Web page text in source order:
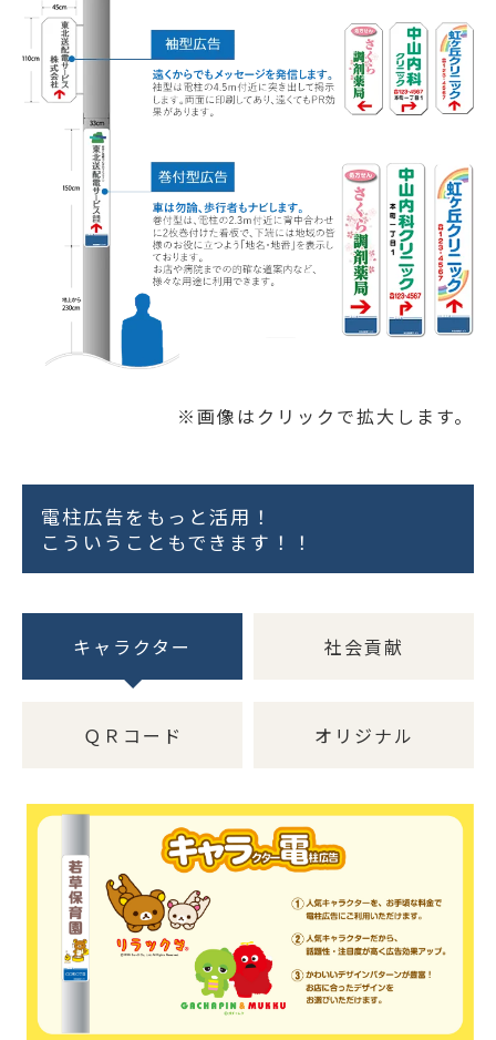
※画像はクリックで拡大します。
電柱広告をもっと活用！
こういうこともできます！！
キャラクター 社会貢献
ＱＲコード オリジナル